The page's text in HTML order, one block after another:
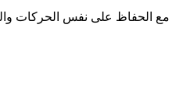
الحفاظ على نفس الحركات